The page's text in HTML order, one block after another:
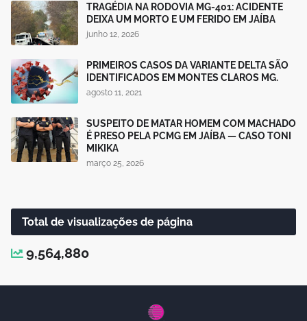
TRAGÉDIA NA RODOVIA MG-401: ACIDENTE
DEIXA UM MORTO E UM FERIDO EM JAÍBA
junho 12, 2026
PRIMEIROS CASOS DA VARIANTE DELTA SÃO
IDENTIFICADOS EM MONTES CLAROS MG.
agosto 11, 2021
SUSPEITO DE MATAR HOMEM COM MACHADO
É PRESO PELA PCMG EM JAÍBA — CASO TONI
MIKIKA
março 25, 2026
Total de visualizações de página
9,564,880